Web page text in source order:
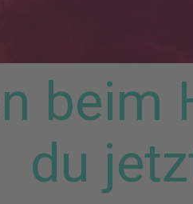
beim
du